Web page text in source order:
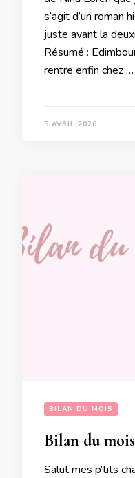
s’agit d’un roman
juste avant la
Résumé :
rentre enfin chez …
5 AVRIL 2026
BILAN DU MOIS
Bilan du
Salut mes p’tits